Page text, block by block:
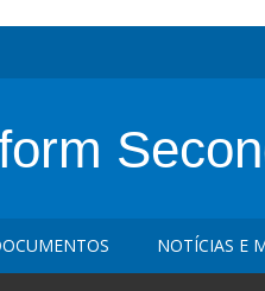
NOTÍCIAS E